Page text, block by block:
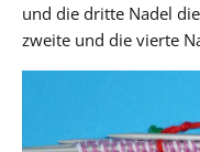
und die dritte Nadel
zweite und die vierte